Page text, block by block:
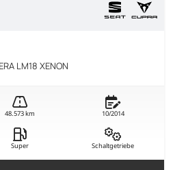
LM18 XENON
48.573 km 10/2014
Super Schaltgetriebe